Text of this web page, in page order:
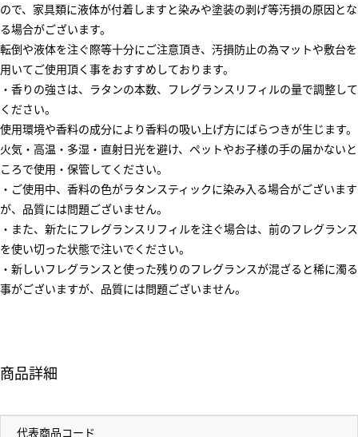
ので、家具類に液体が付着しますと染みや塗装の剥げ等汚損の原因とな
る場合がございます。
転倒や液体を注ぐ際等十分にご注意頂き、汚損防止の為マットや敷台を
用いてご使用頂く事をおすすめしております。
・香りの強さは、ラタンの本数、フレグランスリフィルの量で調整して
ください。
使用環境や香料の成分により香料の吸い上げ方にばらつきが生じます。
火気・高温・多湿・直射日光を避け、ペットやお子様の手の届かないと
ころで使用・保管してください。
・ご使用中、香料の色がラタンスティックに染み入る場合がございます
が、品質には問題ございません。
・また、新たにフレグランスリフィルを注ぐ場合は、前のフレグランス
を使い切った状態で注いでください。
・新しいフレグランスと使った残りのフレグランスが混ざると稀に濁る
事がございますが、品質には問題ございません。
商品詳細
代表商品コード